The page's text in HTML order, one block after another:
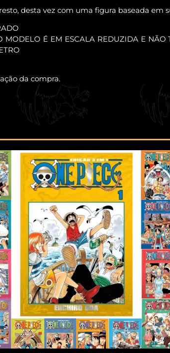
desta vez com uma figura baseada em
É EM ESCALA REDUZIDA E
da compra.